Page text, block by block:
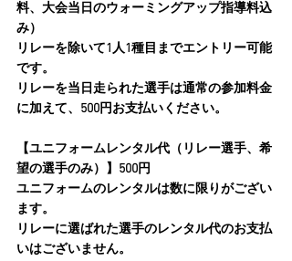
料、大会当日のウォーミングアップ指導料込
み）
リレーを除いて1人1種目までエントリー可能
です。
リレーを当日走られた選手は通常の参加料金
に加えて、500円お支払いください。
【ユニフォームレンタル代（リレー選手、希
望の選手のみ）】500円
ユニフォームのレンタルは数に限りがござい
ます。
リレーに選ばれた選手のレンタル代のお支払
いはございません。